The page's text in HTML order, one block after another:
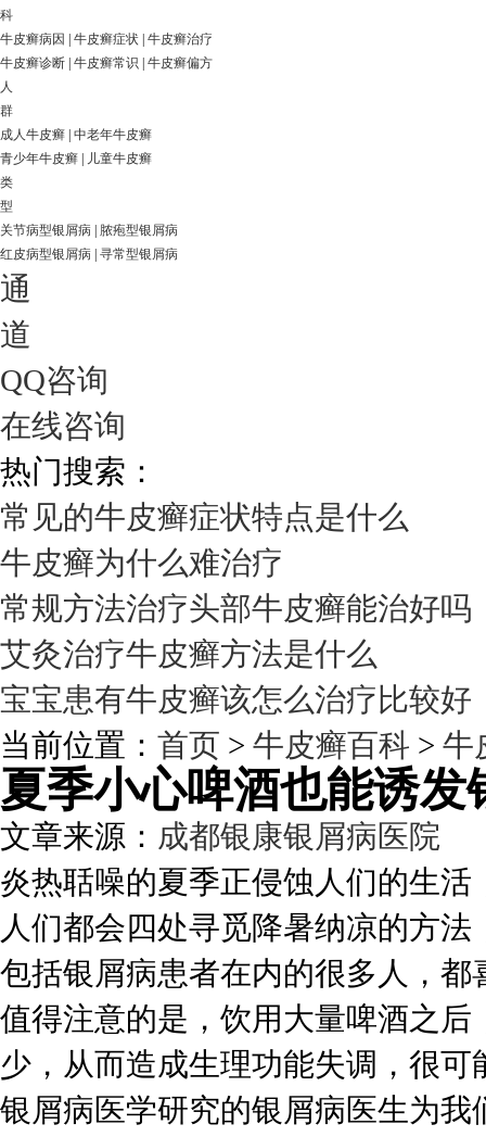
科
牛皮癣病因
牛皮癣症状 牛皮癣治疗
牛皮癣诊断 牛皮癣常识
牛皮癣偏方
人
群
成人牛皮癣 中老年牛皮癣
青少年牛皮癣
儿童牛皮癣
类
型
关节病型银屑病
脓疱型银屑病
红皮病型银屑病 寻常型银屑病
通
道
QQ咨询
在线咨询
热门搜索：
常见的牛皮癣症状特点是什么
牛皮癣为什么难治疗
常规方法治疗头部牛皮癣能治好吗
艾灸治疗牛皮癣方法是什么
宝宝患有牛皮癣该怎么治疗比较好
当前位置： 首页 > 牛皮癣百科 > 牛
夏季小心啤酒也能诱发
文章来源： 成都银康银屑病医院
炎热聒噪的夏季正侵蚀人们的生
人们都会四处寻觅降暑纳凉的方
包括银屑病患者在内的很多人，
值得注意的是，饮用大量啤酒之
少，从而造成生理功能失调，很
银屑病医学研究的银屑病医生为